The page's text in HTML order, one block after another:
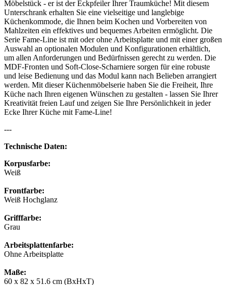
Möbelstück - er ist der Eckpfeiler Ihrer Traumküche! Mit diesem
Unterschrank erhalten Sie eine vielseitige und langlebige
Küchenkommode, die Ihnen beim Kochen und Vorbereiten von
Mahlzeiten ein effektives und bequemes Arbeiten ermöglicht. Die
Serie Fame-Line ist mit oder ohne Arbeitsplatte und mit einer großen
Auswahl an optionalen Modulen und Konfigurationen erhältlich,
um allen Anforderungen und Bedürfnissen gerecht zu werden. Die
MDF-Fronten und Soft-Close-Scharniere sorgen für eine robuste
und leise Bedienung und das Modul kann nach Belieben arrangiert
werden. Mit dieser Küchenmöbelserie haben Sie die Freiheit, Ihre
Küche nach Ihren eigenen Wünschen zu gestalten - lassen Sie Ihrer
Kreativität freien Lauf und zeigen Sie Ihre Persönlichkeit in jeder
Ecke Ihrer Küche mit Fame-Line!
---
Technische Daten:
Korpusfarbe:
Weiß
Frontfarbe:
Weiß Hochglanz
Grifffarbe:
Grau
Arbeitsplattenfarbe:
Ohne Arbeitsplatte
Maße:
60 x 82 x 51.6 cm (BxHxT)